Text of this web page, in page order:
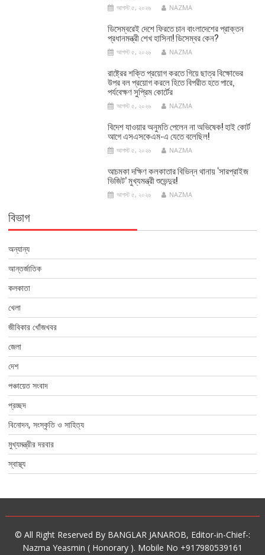
আগস্ট ৫, ২০২৬ NAZMA
ডিসেম্বরেই দেশে ফিরতে চান বাংলাদেশের প্রাক্তন
প্রধানমন্ত্রী শেখ হাসিনা! ডিসেম্বর কেন?
আগস্ট ৫, ২০২৬ NAZMA
রাষ্ট্রের শক্তি প্রয়োগ করতে গিয়ে ছাত্র বিক্ষোভের
উপর বল প্রয়োগ করলে হিতে বিপরীত হতে পারে,
পর্যবেক্ষণ সুপ্রিম কোর্টের
আগস্ট ৫, ২০২৬ NAZMA
বিদেশ যাওয়ার অনুমতি পেলেন না অভিষেক! হাই কোর্ট
আগে এসএসকেএম-এ যেতে বলেছিল!
আগস্ট ৫, ২০২৬ NAZMA
আচমকা দক্ষিণ কলকাতার বিভিন্ন থানায় ‘সারপ্রাইজ
ভিজিট’ মুখ্যমন্ত্রী শুভেন্দুর!
আগস্ট ৫, ২০২৬ NAZMA
বিভাগ
অন্যান্য
আন্তর্জাতিক
কলকাতা
খেলা
জীবিকার খোঁজখবর
জেলা
দেশ
পঞ্চায়েত সংবাদ
প্রচ্ছদ
বিনোদন, সংস্কৃতি ও সাহিত্য
মুখ্যমন্ত্রীর দরবার
স্বাস্থ্য
© All Right Reserved By BANGLAR JANAROB, Editor-in-Chief-:
Nazma Yeasmin ( Honorary ). Mobile No +917980539161